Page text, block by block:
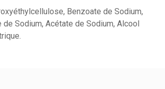
Benzoate de Sodium,
Sodium, Acétate de Sodium, Alcool